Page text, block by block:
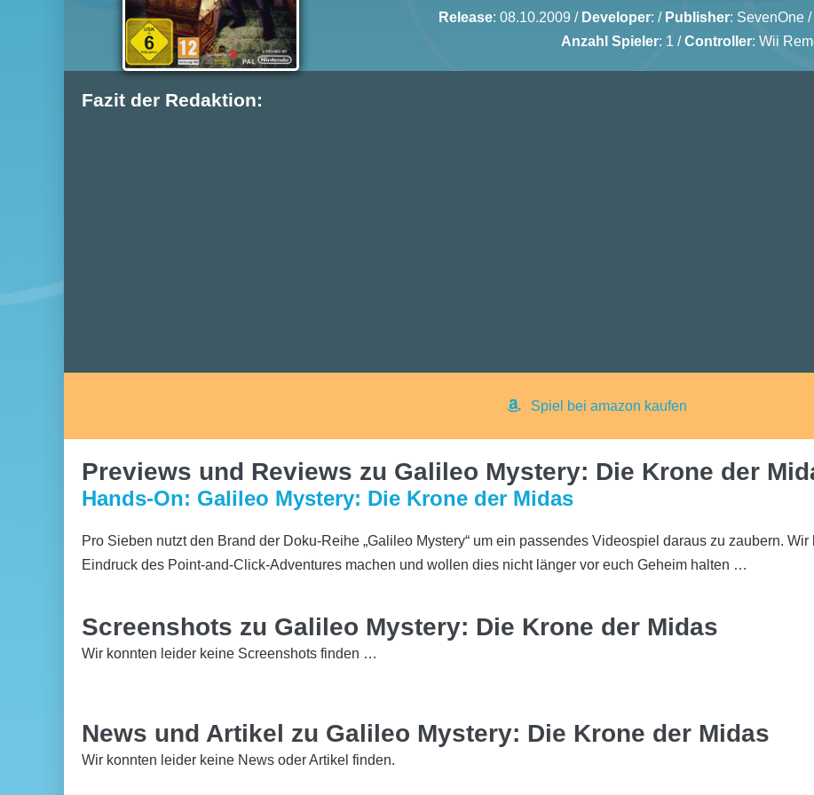
Release: 08.10.2009 / Developer: / Publisher: SevenOne /
Anzahl Spieler: 1 /Controller: Wii
Fazit der Redaktion:
Spiel bei amazon kaufen
Previews und Reviews zu Galileo Mystery: Die Krone der
Hands-On: Galileo Mystery: Die Krone der Midas
Pro Sieben nutzt den Brand der Doku-Reihe „Galileo Mystery“ um ein passendes Videospiel daraus zu zaubern.
Eindruck des Point-and-Click-Adventures machen und wollen dies nicht länger vor euch Geheim halten …
Screenshots zu Galileo Mystery: Die Krone der Midas
Wir konnten leider keine Screenshots finden …
News und Artikel zu Galileo Mystery: Die Krone der Midas
Wir konnten leider keine News oder Artikel finden.